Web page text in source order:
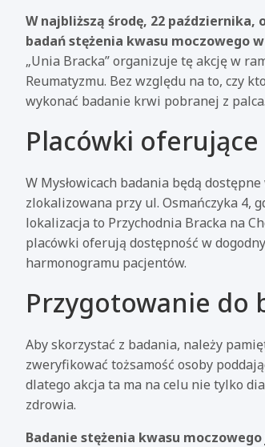
W najbliższą środę, 22 października,
badań stężenia kwasu moczowego
„Unia Bracka” organizuje tę akcję w
Reumatyzmu. Bez względu na to, czy
wykonać badanie krwi pobranej z palca.
Placówki
W Mysłowicach badania będą
zlokalizowana przy ul. Osmańczyka 4,
lokalizacja to Przychodnia Bracka na
placówki oferują dostępność w
harmonogramu pacjentów.
Przygotowanie do
Aby skorzystać z badania, należy
zweryfikować tożsamość osoby
dlatego akcja ta ma na celu nie tylko
zdrowia.
Badanie stężenia kwasu